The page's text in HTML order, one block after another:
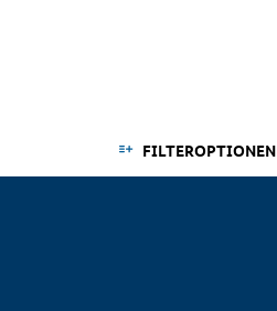
FILTEROPTIONEN